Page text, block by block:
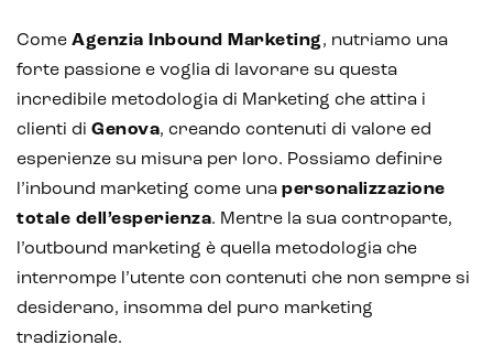
Come Agenzia Inbound Marketing, nutriamo una
forte passione e voglia di lavorare su questa
incredibile metodologia di Marketing che attira i
clienti di Genova, creando contenuti di valore ed
esperienze su misura per loro. Possiamo definire
l’inbound marketing come una personalizzazione
totale dell’esperienza. Mentre la sua controparte,
l’outbound marketing è quella metodologia che
interrompe l’utente con contenuti che non sempre si
desiderano, insomma del puro marketing
tradizionale.